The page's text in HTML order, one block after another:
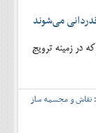
می‌شوند
در زمینه ترویج
نقاش و مجسمه ساز